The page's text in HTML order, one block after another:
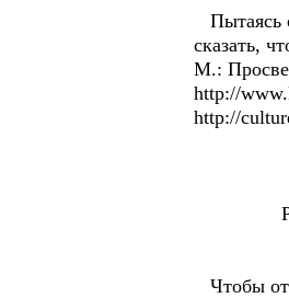
Пытаясь
сказать,
М.:
http://
http://
Чтобы